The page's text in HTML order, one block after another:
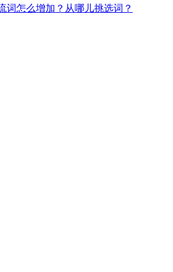
词怎么增加？从哪儿挑选词？